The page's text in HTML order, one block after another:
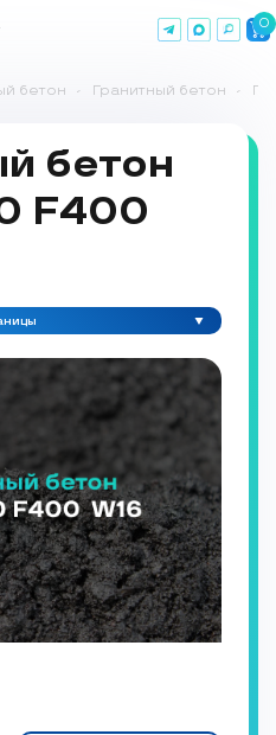
0
бетон - Гранитный бетон -
бетон
F400